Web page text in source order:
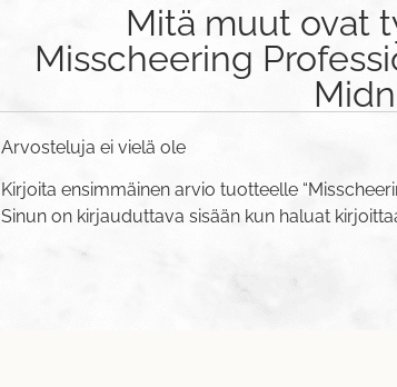
Mitä muut ovat
Misscheering
Arvosteluja ei vielä ole
Kirjoita ensimmäinen arvio tuotteelle
Sinun on kirjauduttava sisään kun haluat